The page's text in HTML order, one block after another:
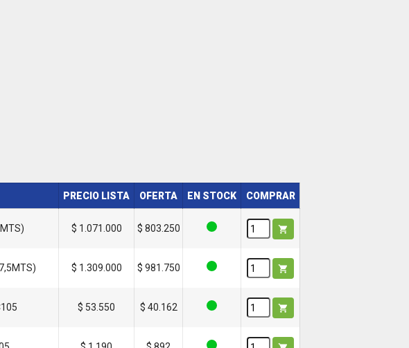
PRECIO LISTA OFERTA EN STOCK COMPRAR
$ 1.071.000 $ 803.250 
$ 1.309.000 $ 981.750 
$ 53.550 $ 40.162 